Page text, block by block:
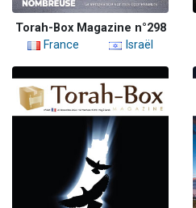
Torah-Box Magazine n°298
France
Israël